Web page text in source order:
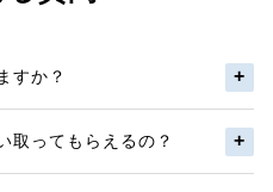
すか？
取ってもらえるの？